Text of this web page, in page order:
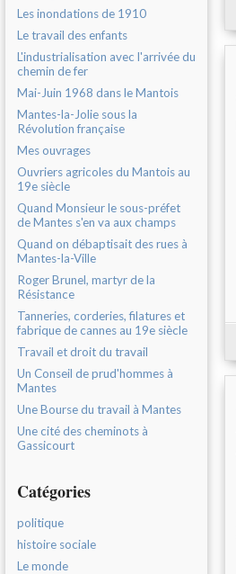
Les inondations de 1910
Le travail des enfants
L'industrialisation avec l'arrivée du
chemin de fer
Mai-Juin 1968 dans le Mantois
Mantes-la-Jolie sous la
Révolution française
Mes ouvrages
Ouvriers agricoles du Mantois au
19e siècle
Quand Monsieur le sous-préfet
de Mantes s'en va aux champs
Quand on débaptisait des rues à
Mantes-la-Ville
Roger Brunel, martyr de la
Résistance
Tanneries, corderies, filatures et
fabrique de cannes au 19e siècle
Travail et droit du travail
Un Conseil de prud'hommes à
Mantes
Une Bourse du travail à Mantes
Une cité des cheminots à
Gassicourt
Catégories
politique
histoire sociale
Le monde